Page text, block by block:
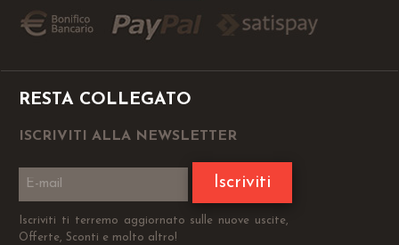
RESTA COLLEGATO
ISCRIVITI ALLA NEWSLETTER
Iscriviti
Iscriviti ti terremo aggiornato sulle nuove uscite,
Offerte, Sconti e molto altro!